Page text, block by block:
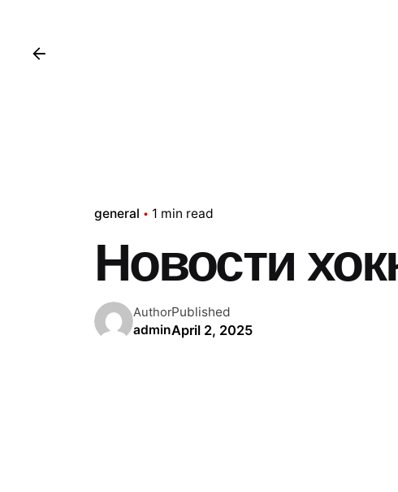
general 1 min read
Новости
Author
admin
Published
April 2, 2025